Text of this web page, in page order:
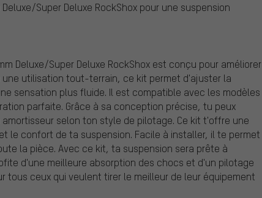
Super Deluxe RockShox pour une suspension
Deluxe/Super Deluxe RockShox est conçu pour améliorer
utilisation tout-terrain, ce kit permet d'ajuster la
sensation plus fluide. Il est compatible avec les modèles
parfaite. Grâce à sa conception précise, tu peux
selon ton style de pilotage. Ce kit t'offre une
le confort de ta suspension. Facile à installer, il te permet
la pièce. Avec ce kit, ta suspension sera prête à
d'une meilleure absorption des chocs et d'un pilotage
tous ceux qui veulent tirer le meilleur de leur équipement